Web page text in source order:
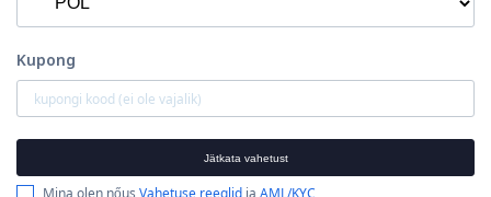
Kupong
Jätkata vahetust
Mina olen nőus Vahetuse reeglid ja AML/KYC